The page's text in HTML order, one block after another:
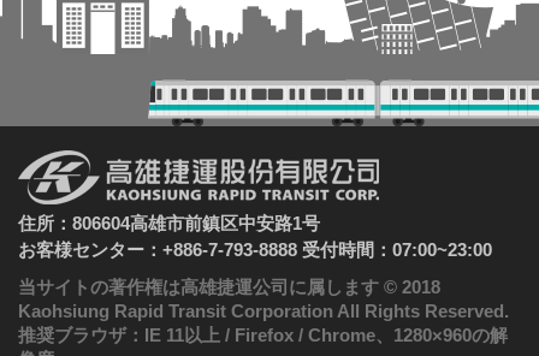
住所：806604高雄市前鎮区中安路1号
お客様センター：+886-7-793-8888 受付時間：07:00~23:00
当サイトの著作権は高雄捷運公司に属します © 2018
Kaohsiung Rapid Transit Corporation All Rights Reserved.
推奨ブラウザ：IE 11以上 / Firefox / Chrome、1280×960の解